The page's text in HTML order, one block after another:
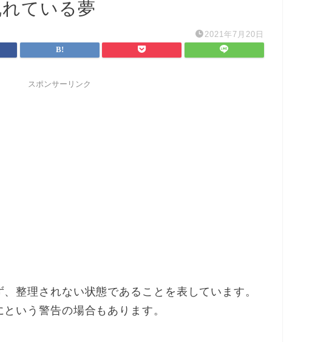
れている夢
2021年7月20日
スポンサーリンク
、整理されない状態であることを表しています。
いう警告の場合もあります。